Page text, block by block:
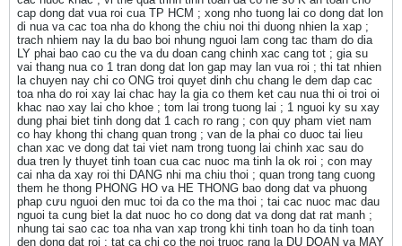
cap dong dat vua roi cua TP HCM ; xong nho tuong lai co dong dat lon
di nua va cac toa nha do khong the chiu noi thi duong nhien la xap ;
trach nhiem nay la du bao boi nhung nguoi lam cong tac tham do dia
LY phai bao cao cu the va du doan cang chinh xac cang tot ; gia su
vai thang nua co 1 tran dong dat lon gap may lan vua roi ; thi tat nhien
la chuyen nay chi co ONG troi quyet dinh chu chang le dem dap cac
toa nha do roi xay lai chac hay la gia co them ket cau nua thi oi troi oi
khac nao xay lai cho khoe ; tom lai trong tuong lai ; 1 nguoi ky su xay
dung phai biet tinh dong dat 1 cach ro rang ; con quy pham viet nam
co hay khong thi chang quan trong ; van de la phai co duoc tai lieu
chan xac ve dong dat tai viet nam trong tuong lai chinh xac sau do
dua tren ly thuyet tinh toan cua cac nuoc ma tinh la ok roi ; con may
cai nha da xay roi thi DANG nhi ma chiu thoi ; quan trong tang cuong
them he thong PHONG HO va HE THONG bao dong dat va phuong
phap cưu nguoi den muc toi da co the ma thoi ; tai cac nuoc mac dau
nguoi ta cung biet la dat nuoc ho co dong dat va dong dat rat manh ;
nhung tai sao cac toa nha van xap trong khi tinh toan ho da tinh toan
den dong dat roi ; tat ca chi co the noi truoc rang la DU DOAN va MAY